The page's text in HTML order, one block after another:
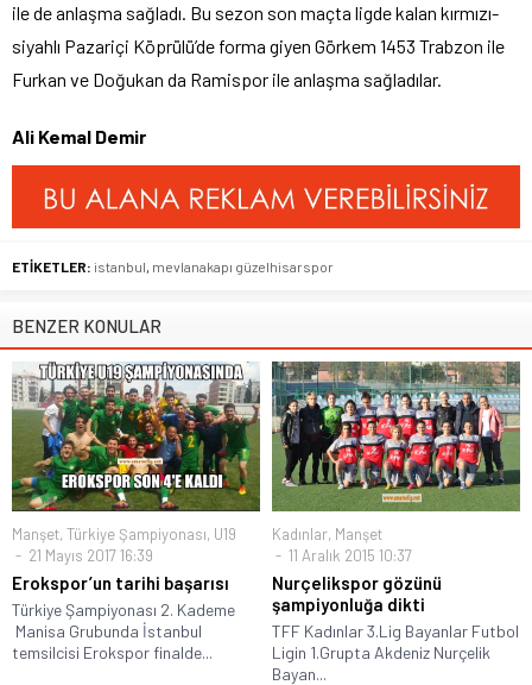
ile de anlaşma sağladı. Bu sezon son maçta ligde kalan kırmızı-
siyahlı Pazariçi Köprülü’de forma giyen Görkem 1453 Trabzon ile
Furkan ve Doğukan da Ramispor ile anlaşma sağladılar.
Ali Kemal Demir
ETİKETLER: istanbul, mevlanakapı güzelhisarspor
BENZER KONULAR
Manşet, Türkiye Şampiyonası, U19
21 Mayıs 2017 16:39
Erokspor’un tarihi başarısı
Türkiye Şampiyonası 2. Kademe
Manisa Grubunda İstanbul
temsilcisi Erokspor finalde...
Kadınlar, Manşet
11 Aralık 2015 10:37
Nurçelikspor gözünü
şampiyonluğa dikti
TFF Kadınlar 3.Lig Bayanlar Futbol
Ligin 1.Grupta Akdeniz Nurçelik
Bayan...